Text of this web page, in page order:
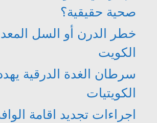
صحية حقيقية؟
خطر الدرن أو السل
الكويت
سرطان الغدة الدرقية
الكويتيات
اجراءات تجديد اقامة